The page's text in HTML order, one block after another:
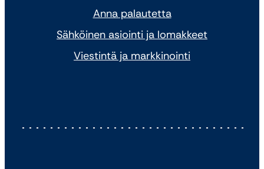
Anna palautetta
Sähköinen asiointi ja lomakkeet
Viestintä ja markkinointi